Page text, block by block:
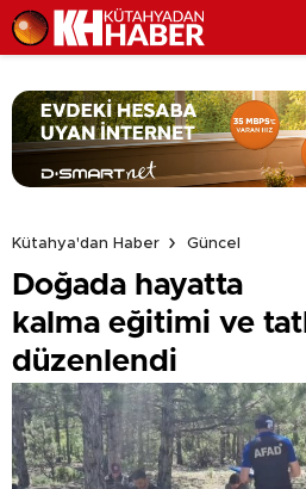
Kütahya'dan Haber
Güncel
Doğada hayatta
kalma eğitimi ve
düzenlendi